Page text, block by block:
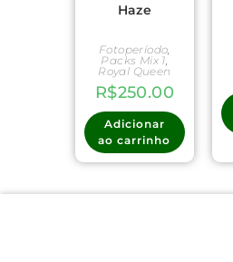
Haze
Fotoperíodo
Packs Mix 1
Royal Queen
R$250.00
Adicionar
ao carrinho